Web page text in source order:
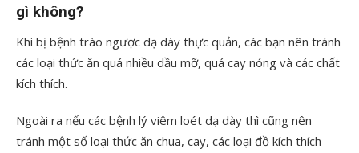
gì không?
Khi bị bệnh trào ngược dạ dày thực quản, các bạn nên tránh
các loại thức ăn quá nhiều dầu mỡ, quá cay nóng và các chất
kích thích.
Ngoài ra nếu các bệnh lý viêm loét dạ dày thì cũng nên
tránh một số loại thức ăn chua, cay, các loại đồ kích thích